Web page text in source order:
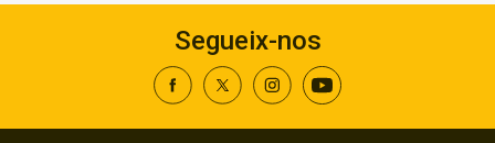
Segueix-nos